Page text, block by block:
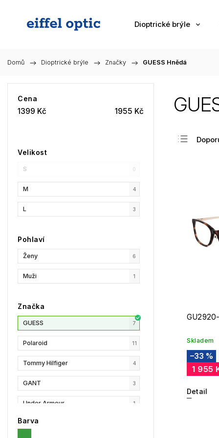
Dioptrické brýle
Domů / Dioptrické brýle / Značky / GUESS Hnědá
Cena
1399 Kč 1955 Kč
Velikost
S 0
M 4
L 3
Pohlaví
Ženy 6
Muži 1
Značka
GUESS 7
Polaroid 11
Tommy Hilfiger 4
GANT 3
Under Armour 1
Privé Revaux
Barva
Skladem
–33 %
1 955
Detail